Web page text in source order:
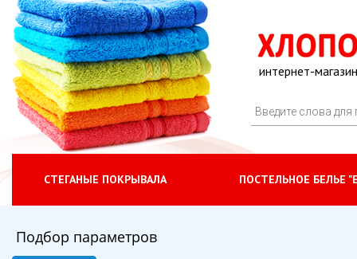
интернет-
СТЕГАНЫЕ ПОКРЫВАЛА ПОСТЕЛЬНОЕ БЕЛЬЕ
Подбор параметров